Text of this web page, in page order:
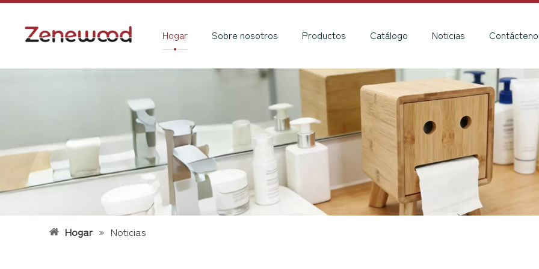
Hogar Sobre nosotros Productos Catálogo Noticias
Hogar » Noticias